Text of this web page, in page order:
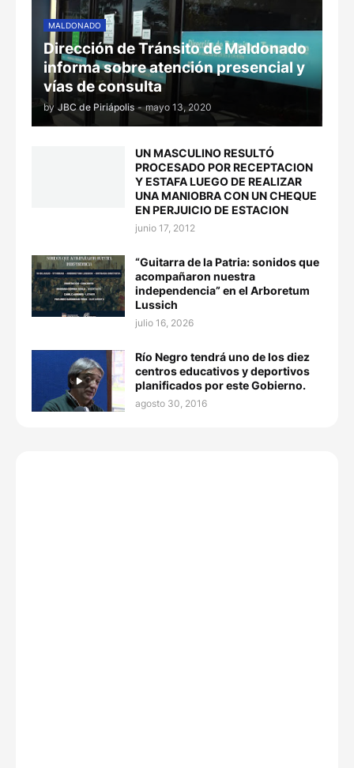
MALDONADO
Dirección de Tránsito de Maldonado
informa sobre atención presencial y
vías de consulta
by JBC de Piriápolis - mayo 13, 2020
UN MASCULINO RESULTÓ
PROCESADO POR RECEPTACION
Y ESTAFA LUEGO DE REALIZAR
UNA MANIOBRA CON UN CHEQUE
EN PERJUICIO DE ESTACION
junio 17, 2012
“Guitarra de la Patria: sonidos que
acompañaron nuestra
independencia” en el Arboretum
Lussich
julio 16, 2026
Río Negro tendrá uno de los diez
centros educativos y deportivos
planificados por este Gobierno.
agosto 30, 2016